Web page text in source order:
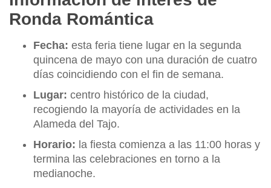
Ronda Romántica
Fecha: esta feria tiene lugar en la segunda
quincena de mayo con una duración de cuatro
días coincidiendo con el fin de semana.
Lugar: centro histórico de la ciudad,
recogiendo la mayoría de actividades en la
Alameda del Tajo.
Horario: la fiesta comienza a las 11:00 horas y
termina las celebraciones en torno a la
medianoche.